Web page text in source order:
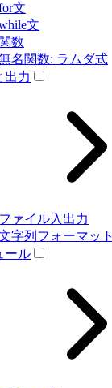
文
文
関数
名関数: ラムダ式
出力
ファイル入出力
字列フォーマット
ール